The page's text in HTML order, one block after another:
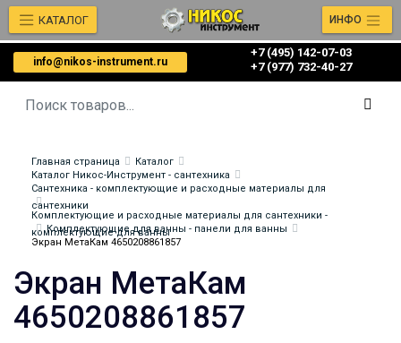
info@nikos-instrument.ru
+7 (495) 142-07-03
‎‎+7 (977) 732-40-27
КАТАЛОГ ИНФО
Главная страница
Каталог
Каталог Никос-Инструмент - сантехника
Сантехника - комплектующие и расходные материалы для
сантехники
Комплектующие и расходные материалы для сантехники -
комплектующие для ванны
Комплектующие для ванны - панели для ванны
Экран МетаКам 4650208861857
Экран МетаКам
4650208861857